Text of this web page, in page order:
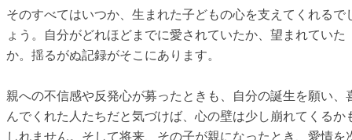
そのすべてはいつか、生まれた子どもの心を支えてくれるで
ょう。自分がどれほどまでに愛されていたか、望まれていた
か。揺るがぬ記録がそこにあります。
親への不信感や反発心が募ったときも、自分の誕生を願い、
んでくれた人たちだと気づけば、心の壁は少し崩れてくるか
しれません。そして将来、その子が親になったとき、愛情を